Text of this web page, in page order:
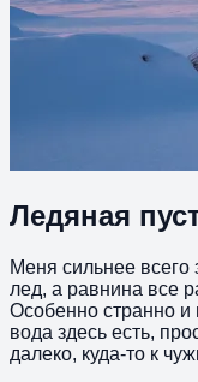
Ледяная
Меня сильнее всего
лед, а равнина все
Особенно странно и
вода здесь есть,
далеко, куда-то к